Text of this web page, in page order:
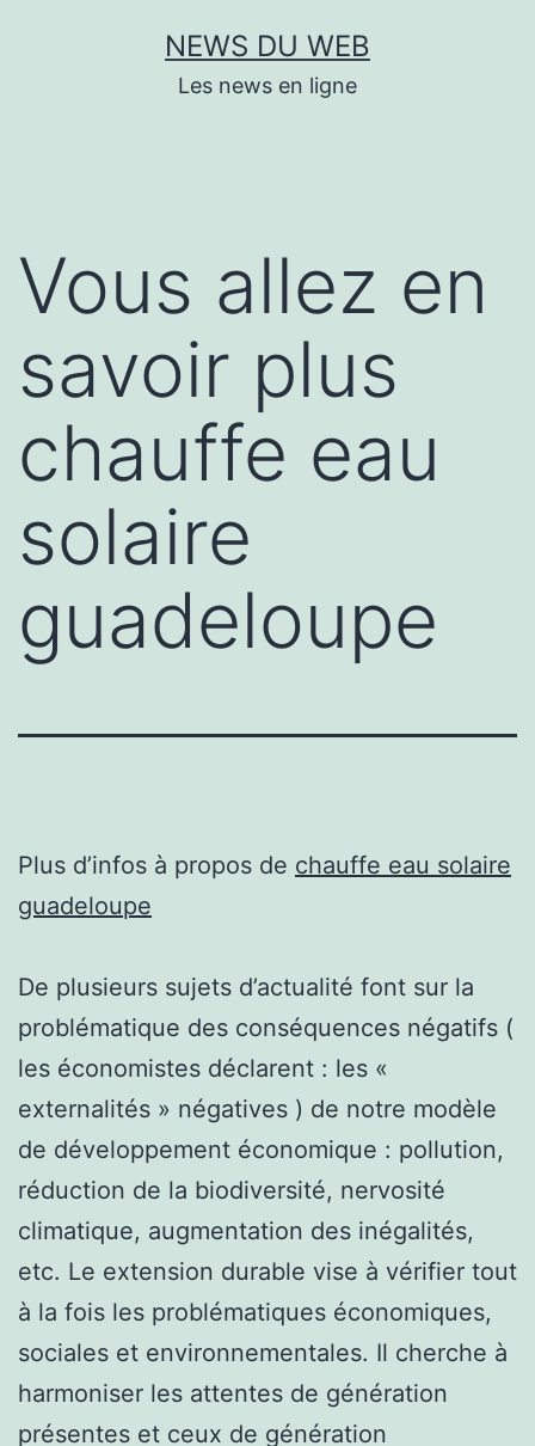
NEWS DU WEB
Les news en ligne
Vous allez en
savoir plus
chauffe eau
solaire
guadeloupe
Plus d’infos à propos de chauffe eau solaire
guadeloupe
De plusieurs sujets d’actualité font sur la
problématique des conséquences négatifs (
les économistes déclarent : les «
externalités » négatives ) de notre modèle
de développement économique : pollution,
réduction de la biodiversité, nervosité
climatique, augmentation des inégalités,
etc. Le extension durable vise à vérifier tout
à la fois les problématiques économiques,
sociales et environnementales. Il cherche à
harmoniser les attentes de génération
présentes et ceux de génération